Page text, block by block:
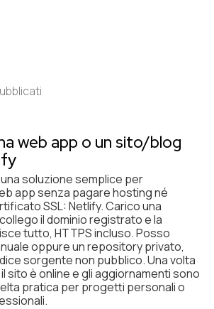
web app o un sito/blog
soluzione semplice per
app senza pagare hosting né
SSL: Netlify. Carico una
il dominio registrato e la
tutto, HTTPS incluso. Posso
oppure un repository privato,
sorgente non pubblico. Una volta
sito è online e gli aggiornamenti sono
pratica per progetti personali o